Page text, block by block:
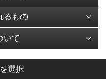
るもの
いて
選択